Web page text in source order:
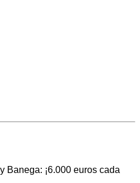
Banega: ¡6.000 euros cada